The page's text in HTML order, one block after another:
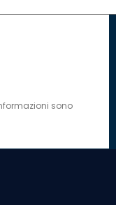
sono